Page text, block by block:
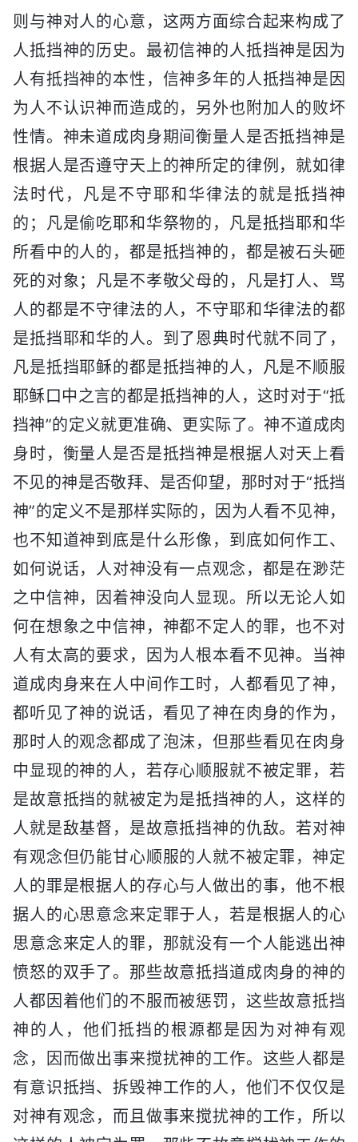
则与神对人的心意，这两方面综合起来构成了
人抵挡神的历史。最初信神的人抵挡神是因为
人有抵挡神的本性，信神多年的人抵挡神是因
为人不认识神而造成的，另外也附加人的败坏
性情。神未道成肉身期间衡量人是否抵挡神是
根据人是否遵守天上的神所定的律例，就如律
法时代，凡是不守耶和华律法的就是抵挡神
的；凡是偷吃耶和华祭物的，凡是抵挡耶和华
所看中的人的，都是抵挡神的，都是被石头砸
死的对象；凡是不孝敬父母的，凡是打人、骂
人的都是不守律法的人，不守耶和华律法的都
是抵挡耶和华的人。到了恩典时代就不同了，
凡是抵挡耶稣的都是抵挡神的人，凡是不顺服
耶稣口中之言的都是抵挡神的人，这时对于“抵
挡神”的定义就更准确、更实际了。神不道成肉
身时，衡量人是否是抵挡神是根据人对天上看
不见的神是否敬拜、是否仰望，那时对于“抵挡
神”的定义不是那样实际的，因为人看不见神，
也不知道神到底是什么形像，到底如何作工、
如何说话，人对神没有一点观念，都是在渺茫
之中信神，因着神没向人显现。所以无论人如
何在想象之中信神，神都不定人的罪，也不对
人有太高的要求，因为人根本看不见神。当神
道成肉身来在人中间作工时，人都看见了神，
都听见了神的说话，看见了神在肉身的作为，
那时人的观念都成了泡沫，但那些看见在肉身
中显现的神的人，若存心顺服就不被定罪，若
是故意抵挡的就被定为是抵挡神的人，这样的
人就是敌基督，是故意抵挡神的仇敌。若对神
有观念但仍能甘心顺服的人就不被定罪，神定
人的罪是根据人的存心与人做出的事，他不根
据人的心思意念来定罪于人，若是根据人的心
思意念来定人的罪，那就没有一个人能逃出神
愤怒的双手了。那些故意抵挡道成肉身的神的
人都因着他们的不服而被惩罚，这些故意抵挡
神的人，他们抵挡的根源都是因为对神有观
念，因而做出事来搅扰神的工作。这些人都是
有意识抵挡、拆毁神工作的人，他们不仅仅是
对神有观念，而且做事来搅扰神的工作，所以